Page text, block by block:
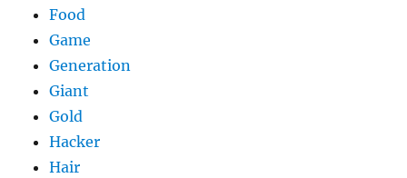
Food
Game
Generation
Giant
Gold
Hacker
Hair